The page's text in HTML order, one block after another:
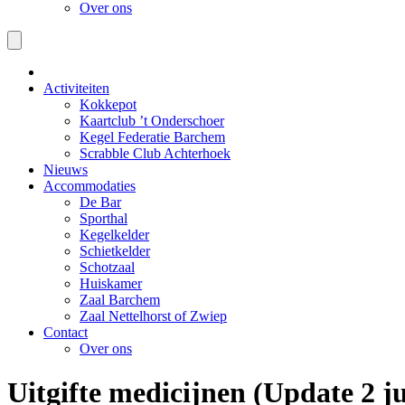
Over ons
Activiteiten
Kokkepot
Kaartclub ’t Onderschoer
Kegel Federatie Barchem
Scrabble Club Achterhoek
Nieuws
Accommodaties
De Bar
Sporthal
Kegelkelder
Schietkelder
Schotzaal
Huiskamer
Zaal Barchem
Zaal Nettelhorst of Zwiep
Contact
Over ons
Uitgifte medicijnen (Update 2